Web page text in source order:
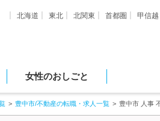
北海道 東北 北関東 首都圏 甲信越
女性のおしごと
豊中市/不動産の転職・求人一覧 豊中市 人事